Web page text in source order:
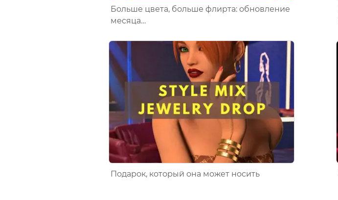
Больше цвета, больше флирта: обновление
месяца…
Подарок, который она может носить